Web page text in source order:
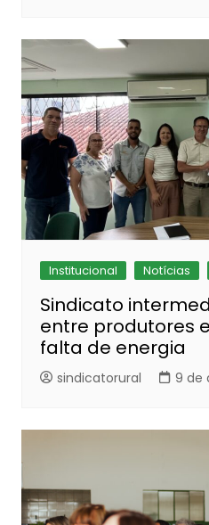
Institucional Notícias
Sindicato
entre produtores
falta de energia
sindicatorural 9 de